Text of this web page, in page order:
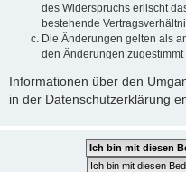
des Widerspruchs erlischt
bestehende
Die Änderungen gelten als
den Änderungen zugestimmt
Informationen über den
in der Datenschutzerklärung